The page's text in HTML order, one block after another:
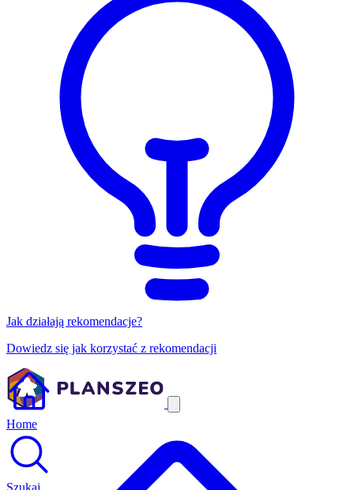
Jak działają rekomendacje?
Dowiedz się jak korzystać z rekomendacji
Home
Szukaj